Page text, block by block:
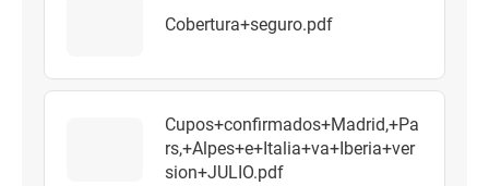
Cobertura+seguro.pdf
Cupos+confirmados+Madrid,+Pa
rs,+Alpes+e+Italia+va+Iberia+ver
sion+JULIO.pdf